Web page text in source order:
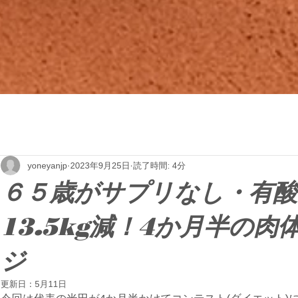
６５歳がサプリなし・有
13.5kg減！4か月半の肉
ジ
yoneyanjp 2023年9月25日 読了時間: 4分
更新日： 5月11日